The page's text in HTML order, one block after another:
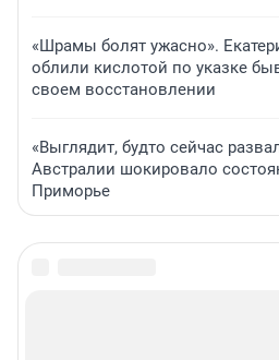
«Шрамы болят ужасно».
облили кислотой по указке
своем восстановлении
«Выглядит, будто сейчас
Австралии шокировало
Приморье